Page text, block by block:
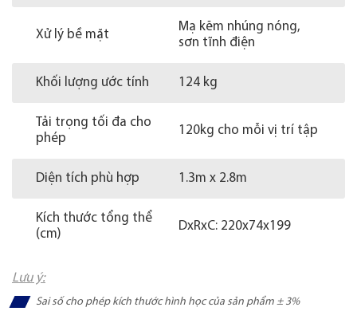
Xử lý bề mặt
Mạ kẽm nhúng nóng,
sơn tĩnh điện
Khối lượng ước tính 124 kg
Tải trọng tối đa cho
phép
120kg cho mỗi vị trí tập
Diện tích phù hợp 1.3m x 2.8m
Kích thước tổng thể
(cm)
DxRxC: 220x74x199
Lưu ý:
Sai số cho phép kích thước hình học của sản phẩm ± 3%